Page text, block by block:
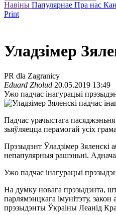
Навіны Папулярнае Пра нас
Print
Уладзімер
PR dla Zagranicy
Eduard Zholud 20.05.2019 13:49
Ужо падчас інагурацыі
Падчас урачыстага
зьяўляецца перамогай усіх
Прэзыдэнт Ўладзімер Зяленскі
непапулярныя рашэньні.
Ужо падчас інагурацыі
На думку новага прэзыдэнта,
парлямэнцкага імунітэту,
прэзыдэнты Ўкраіны Леанід